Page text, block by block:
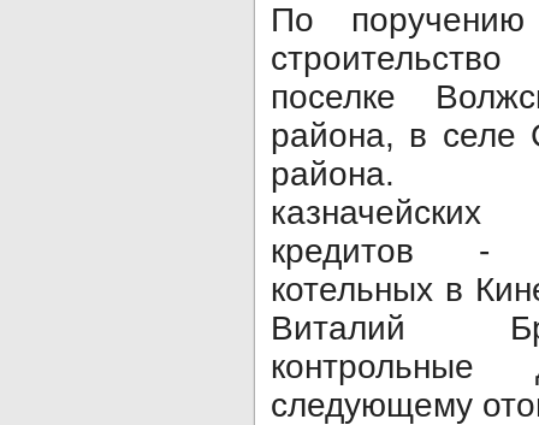
По поручению
поселке
района, в селе
кредитов -
котельных в
Виталий
следующему